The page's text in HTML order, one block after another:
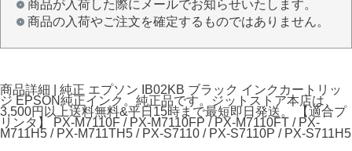
商品が入荷した際にメールでお知らせいたします。
商品の入荷やご注文を確定するものではありません。
商品詳細 | 純正 エプソン IB02KB ブラック インクカートリッ
ジ EPSON純正インク。純正品です。ジットストア本店は、
3,500円以上送料無料&平日15時まで最短即日発送。 【適合プ
リンタ】 PX-M7110F / PX-M7110FP / PX-M7110FT / PX-
M711H5 / PX-M711TH5 / PX-S7110 / PX-S7110P / PX-S711H5